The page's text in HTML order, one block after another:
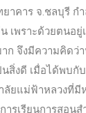
าคาร จ.ชลบุรี ก
เพราะด้วยตนอยู่
ก จึงมีความคิดว่า
นสิ่งดี เมื่อได้พบกั
ลัยแม่ฟ้าหลวงที่มี
ารเรียนการสอน